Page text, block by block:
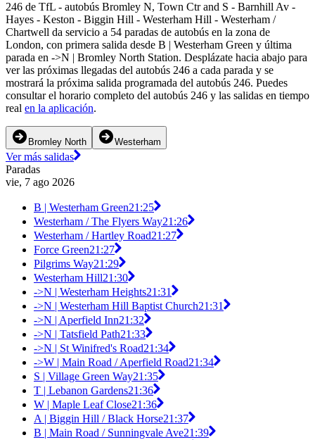
246 de TfL - autobús Bromley N, Town Ctr and S - Barnhill Av -
Hayes - Keston - Biggin Hill - Westerham Hill - Westerham /
Chartwell da servicio a 54 paradas de autobús en la zona de
London, con primera salida desde B | Westerham Green y última
parada en ->N | Bromley North Station. Desplázate hacia abajo para
ver las próximas llegadas del autobús 246 a cada parada y se
mostrará la próxima salida programada del autobús 246. Puedes
consultar el horario completo del autobús 246 y las salidas en tiempo
real en la aplicación.
Bromley North Westerham
Ver más salidas
Paradas
vie, 7 ago 2026
B | Westerham Green21:25
Westerham / The Flyers Way21:26
Westerham / Hartley Road21:27
Force Green21:27
Pilgrims Way21:29
Westerham Hill21:30
->N | Westerham Heights21:31
->N | Westerham Hill Baptist Church21:31
->N | Aperfield Inn21:32
->N | Tatsfield Path21:33
->N | St Winifred's Road21:34
->W | Main Road / Aperfield Road21:34
S | Village Green Way21:35
T | Lebanon Gardens21:36
W | Maple Leaf Close21:36
A | Biggin Hill / Black Horse21:37
B | Main Road / Sunningvale Ave21:39